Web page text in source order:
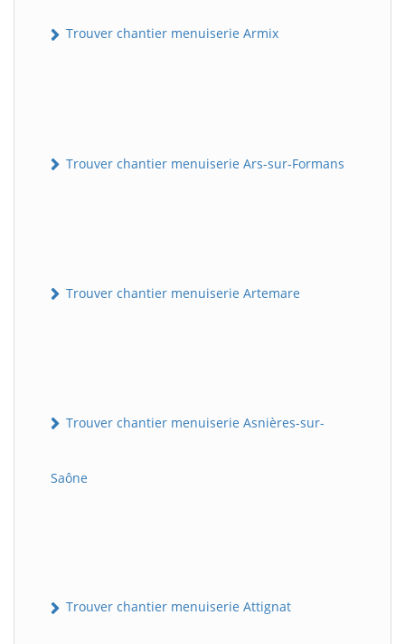
Trouver chantier menuiserie Armix
Trouver chantier menuiserie Ars-sur-Formans
Trouver chantier menuiserie Artemare
Trouver chantier menuiserie Asnières-sur-
Saône
Trouver chantier menuiserie Attignat